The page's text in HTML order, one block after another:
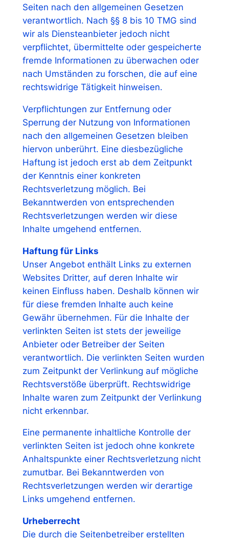
Seiten nach den allgemeinen Gesetzen
verantwortlich. Nach §§ 8 bis 10 TMG sind
wir als Diensteanbieter jedoch nicht
verpflichtet, übermittelte oder gespeicherte
fremde Informationen zu überwachen oder
nach Umständen zu forschen, die auf eine
rechtswidrige Tätigkeit hinweisen.
Verpflichtungen zur Entfernung oder
Sperrung der Nutzung von Informationen
nach den allgemeinen Gesetzen bleiben
hiervon unberührt. Eine diesbezügliche
Haftung ist jedoch erst ab dem Zeitpunkt
der Kenntnis einer konkreten
Rechtsverletzung möglich. Bei
Bekanntwerden von entsprechenden
Rechtsverletzungen werden wir diese
Inhalte umgehend entfernen.
Haftung für Links
Unser Angebot enthält Links zu externen
Websites Dritter, auf deren Inhalte wir
keinen Einfluss haben. Deshalb können wir
für diese fremden Inhalte auch keine
Gewähr übernehmen. Für die Inhalte der
verlinkten Seiten ist stets der jeweilige
Anbieter oder Betreiber der Seiten
verantwortlich. Die verlinkten Seiten wurden
zum Zeitpunkt der Verlinkung auf mögliche
Rechtsverstöße überprüft. Rechtswidrige
Inhalte waren zum Zeitpunkt der Verlinkung
nicht erkennbar.
Eine permanente inhaltliche Kontrolle der
verlinkten Seiten ist jedoch ohne konkrete
Anhaltspunkte einer Rechtsverletzung nicht
zumutbar. Bei Bekanntwerden von
Rechtsverletzungen werden wir derartige
Links umgehend entfernen.
Urheberrecht
Die durch die Seitenbetreiber erstellten